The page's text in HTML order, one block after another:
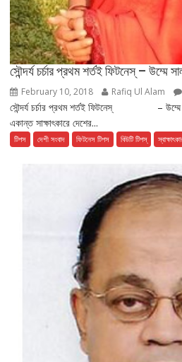
সৌন্দর্য চর্চার প্রথম শর্তই ফিটনেস্ – উম্মে
February 10, 2018 Rafiq Ul Alam
সৌন্দর্য চর্চার প্রথম শর্তই ফিটনেস্ – উম্মে
একান্ত সাক্ষাৎকারে দেশের...
টিপস দেশী সংবাদ ফিটনেস টিপস বিউটি টিপস্